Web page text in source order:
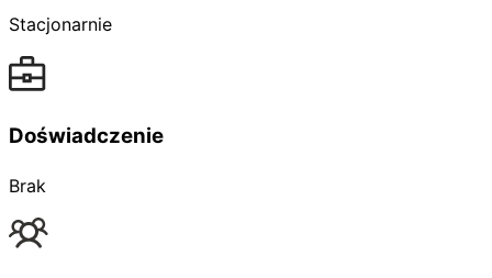
Stacjonarnie
Doświadczenie
Brak